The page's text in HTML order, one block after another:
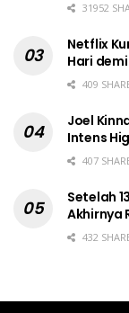
31952
Netflix
Hari
409
Joel
Intens
407
Setelah
Akhirnya
432